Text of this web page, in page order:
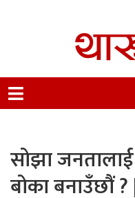
Nepal.
सोझा
बोका बनाउँछौं ?